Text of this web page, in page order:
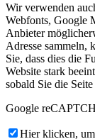
Wir verwenden
Webfonts, Google
Anbieter
Adresse sammeln,
Sie, dass dies die
Website stark
sobald Sie die
Google
Hier klicken,